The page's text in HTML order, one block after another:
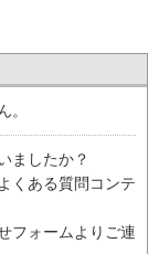
。
ましたか？
くある質問コンテ
フォームよりご連